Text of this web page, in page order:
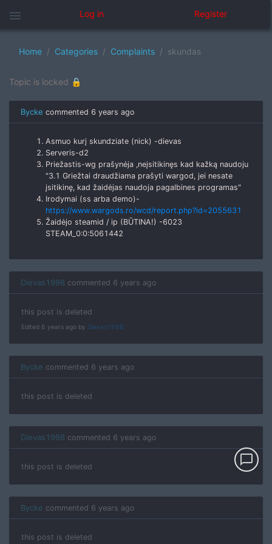
menu Log in Register
Home Categories Complaints skundas
Topic is locked 🔒
Bycke commented 6 years ago
Asmuo kurį skundziate (nick) -dievas
Serveris-d2
Priežastis-wg prašynėja ,neįsitikinęs kad kažką naudoju
"3.1 Griežtai draudžiama prašyti wargod, jei nesate
įsitikinę, kad žaidėjas naudoja pagalbines programas"
Irodymai (ss arba demo)-
https://www.wargods.ro/wcd/report.php?id=2055631
Žaidėjo steamid / ip (BŪTINA!) -6023
STEAM_0:0:5061442
Dievas1998 commented 6 years ago
this post is deleted
Edited 6 years ago by Dievas1998
Bycke commented 6 years ago
this post is deleted
Dievas1998 commented 6 years ago
this post is deleted
Bycke commented 6 years ago
this post is deleted
chat_bubble_outline